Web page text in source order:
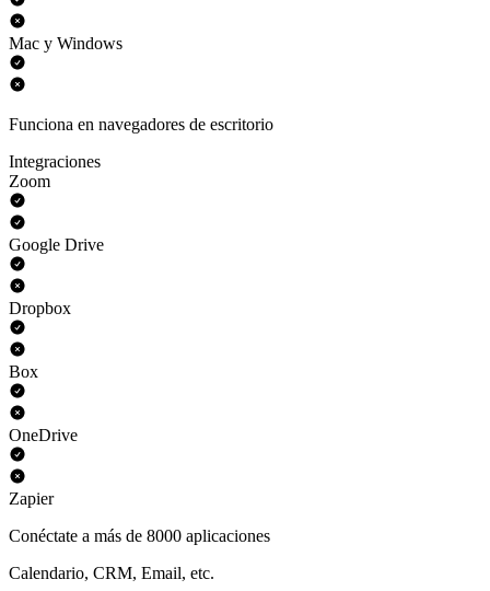
Mac y Windows
Funciona en navegadores de escritorio
Integraciones
Zoom
Google Drive
Dropbox
Box
OneDrive
Zapier
Conéctate a más de 8000 aplicaciones
Calendario, CRM, Email, etc.